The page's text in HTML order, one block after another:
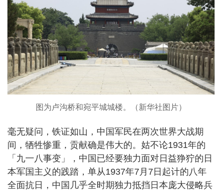
图为卢沟桥和宛平城城楼。（新华社图片）
毫无疑问，铁证如山，中国军民在两次世界大战期
间，牺牲惨重，贡献确是伟大的。姑不论1931年的
「九一八事变」，中国已经要独力面对日益狰狞的日
本军国主义的践踏，单从1937年7月7日起计的八年
全面抗日，中国几乎全时期独力抵挡日本庞大侵略兵